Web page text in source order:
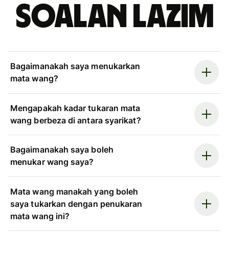
Soalan Lazim
Bagaimanakah saya menukarkan
mata wang?
Mengapakah kadar tukaran mata
wang berbeza di antara syarikat?
Bagaimanakah saya boleh
menukar wang saya?
Mata wang manakah yang boleh
saya tukarkan dengan penukaran
mata wang ini?